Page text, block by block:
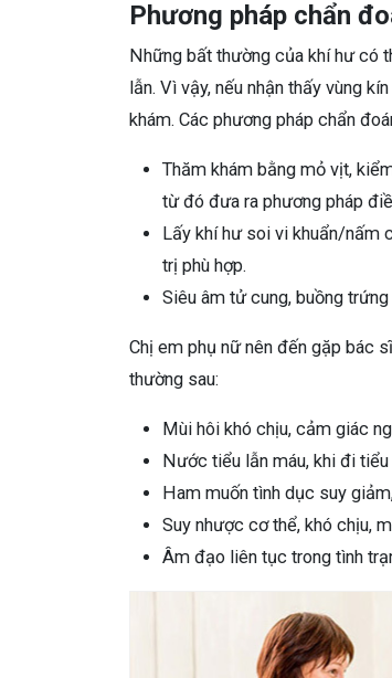
Phương pháp chẩn
Những bất thường của khí hư có
lẫn. Vì vậy, nếu nhận thấy vùng
khám. Các phương pháp chẩn
Thăm khám bằng mỏ vịt,
từ đó đưa ra phương pháp
Lấy khí hư soi vi khuẩn/nấm
trị phù hợp.
Siêu âm tử cung, buồng
Chị em phụ nữ nên đến gặp bác
thường sau:
Mùi hôi khó chịu, cảm giác
Nước tiểu lẫn máu, khi đi
Ham muốn tình dục suy
Suy nhược cơ thể, khó chịu,
Âm đạo liên tục trong tình